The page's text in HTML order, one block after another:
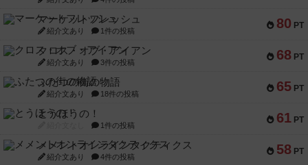
80 PT
マーケットフレッシュ
紹介文あり 1件の投稿
68 PT
クロス・オブ・アイアン
紹介文あり 3件の投稿
65 PT
ふたつの街の物語
紹介文あり 18件の投稿
61 PT
とうほうの！
1件の投稿
58 PT
メメントオンラインタクティクス
紹介文あり 4件の投稿